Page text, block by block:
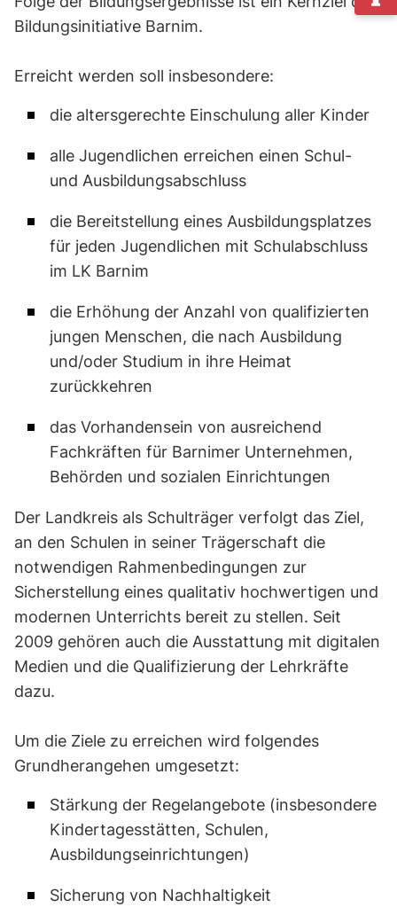
Bildungsinitiative Barnim.
Erreicht werden soll insbesondere:
die altersgerechte Einschulung aller Kinder
alle Jugendlichen erreichen einen Schul-
und Ausbildungsabschluss
die Bereitstellung eines Ausbildungsplatzes
für jeden Jugendlichen mit Schulabschluss
im LK Barnim
die Erhöhung der Anzahl von qualifizierten
jungen Menschen, die nach Ausbildung
und/oder Studium in ihre Heimat
zurückkehren
das Vorhandensein von ausreichend
Fachkräften für Barnimer Unternehmen,
Behörden und sozialen Einrichtungen
Der Landkreis als Schulträger verfolgt das Ziel,
an den Schulen in seiner Trägerschaft die
notwendigen Rahmenbedingungen zur
Sicherstellung eines qualitativ hochwertigen und
modernen Unterrichts bereit zu stellen. Seit
2009 gehören auch die Ausstattung mit digitalen
Medien und die Qualifizierung der Lehrkräfte
dazu.
Um die Ziele zu erreichen wird folgendes
Grundherangehen umgesetzt:
Stärkung der Regelangebote (insbesondere
Kindertagesstätten, Schulen,
Ausbildungseinrichtungen)
Sicherung von Nachhaltigkeit